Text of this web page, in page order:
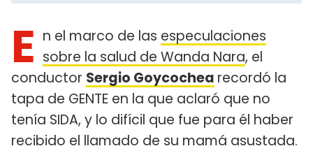
E n el marco de las especulaciones
sobre la salud de Wanda Nara, el
conductor Sergio Goycochea recordó la
tapa de GENTE en la que aclaró que no
tenía SIDA, y lo difícil que fue para él haber
recibido el llamado de su mamá asustada.